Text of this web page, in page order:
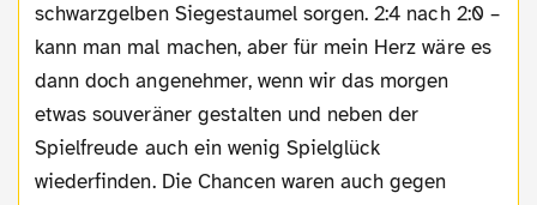
schwarzgelben Siegestaumel sorgen. 2:4 nach 2:0 –
kann man mal machen, aber für mein Herz wäre es
dann doch angenehmer, wenn wir das morgen
etwas souveräner gestalten und neben der
Spielfreude auch ein wenig Spielglück
wiederfinden. Die Chancen waren auch gegen